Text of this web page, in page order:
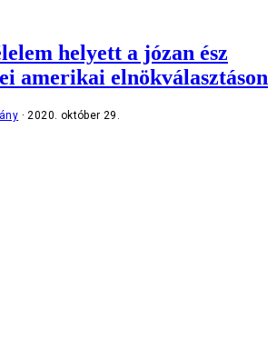
helyett a józan ész
amerikai elnökválasztáson
2020. október 29.